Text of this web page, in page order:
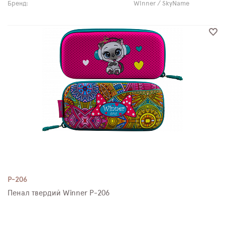
Бренд:
Winner / SkyName
P-206
Пенал твердий Winner P-206